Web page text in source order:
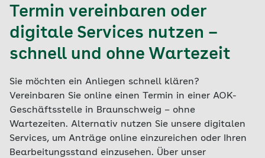
Termin vereinbaren oder
digitale Services nutzen –
schnell und ohne Wartezeit
Sie möchten ein Anliegen schnell klären?
Vereinbaren Sie online einen Termin in einer AOK-
Geschäftsstelle in Braunschweig – ohne
Wartezeiten. Alternativ nutzen Sie unsere digitalen
Services, um Anträge online einzureichen oder Ihren
Bearbeitungsstand einzusehen. Über unser